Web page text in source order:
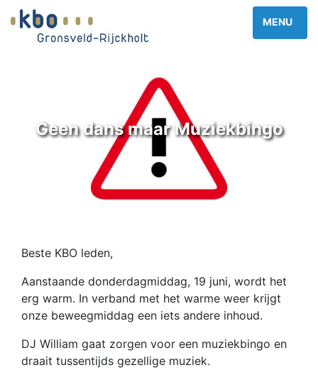
Geen dans maar Muziekbingo
Beste KBO leden,
Aanstaande donderdagmiddag, 19 juni, wordt het
erg warm. In verband met het warme weer krijgt
onze beweegmiddag een iets andere inhoud.
DJ William gaat zorgen voor een muziekbingo en
draait tussentijds gezellige muziek.